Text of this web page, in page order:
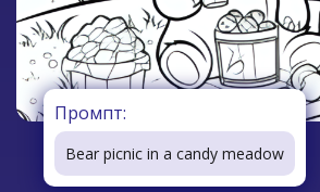
Промпт:
Bear picnic in a candy meadow